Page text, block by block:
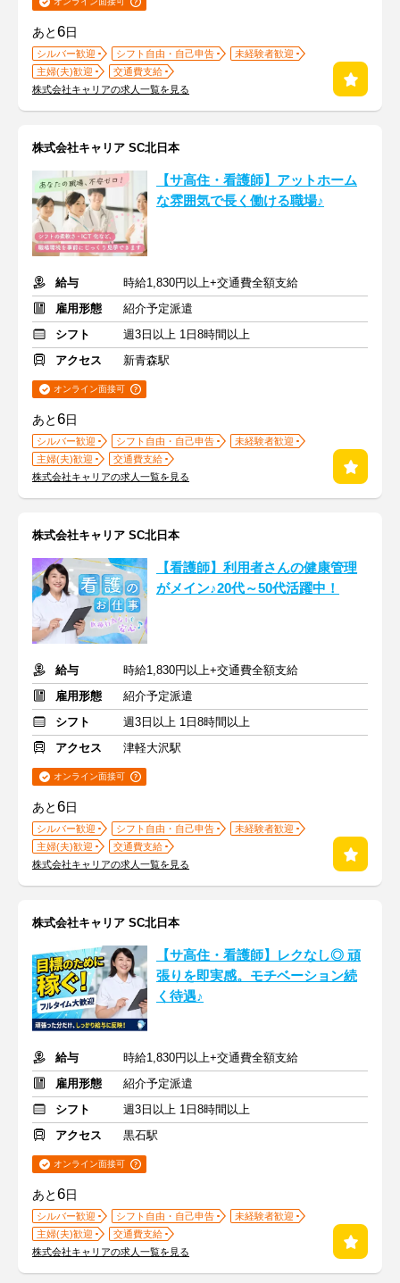
あと6日
シルバー歓迎 シフト自由・自己申告
未経験者歓迎
主婦(夫)歓迎
交通費支給
株式会社キャリアの求人一覧を見る
株式会社キャリア SC北日本
【サ高住・看護師】アットホーム
な雰囲気で長く働ける職場♪
給与
時給1,830円以上+交通費全額支給
雇用形態
紹介予定派遣
シフト
週3日以上 1日8時間以上
アクセス
新青森駅
オンライン面接可
あと6日
シルバー歓迎 シフト自由・自己申告
未経験者歓迎
主婦(夫)歓迎
交通費支給
株式会社キャリアの求人一覧を見る
株式会社キャリア SC北日本
【看護師】利用者さんの健康管理
がメイン♪20代～50代活躍中！
給与
時給1,830円以上+交通費全額支給
雇用形態
紹介予定派遣
シフト
週3日以上 1日8時間以上
アクセス
津軽大沢駅
オンライン面接可
あと6日
シルバー歓迎 シフト自由・自己申告
未経験者歓迎
主婦(夫)歓迎
交通費支給
株式会社キャリアの求人一覧を見る
株式会社キャリア SC北日本
【サ高住・看護師】レクなし◎ 頑
張りを即実感。モチベーション続
く待遇♪
給与
時給1,830円以上+交通費全額支給
雇用形態
紹介予定派遣
シフト
週3日以上 1日8時間以上
アクセス
黒石駅
オンライン面接可
あと6日
シルバー歓迎 シフト自由・自己申告
未経験者歓迎
主婦(夫)歓迎
交通費支給
株式会社キャリアの求人一覧を見る